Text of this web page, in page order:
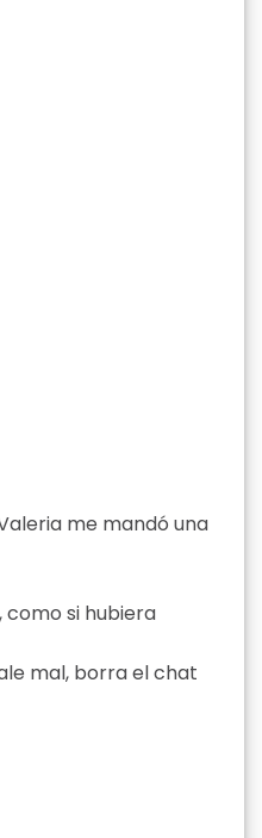
me mandó una
como si hubiera
mal, borra el chat